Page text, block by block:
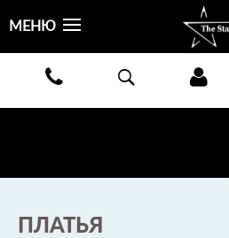
БЕСПЛАТНАЯ ДОСТАВКА КУРЬЕРОМ ИЛИ ПОЧТОЙ ПО
МЕНЮ
ПЛАТЬЯ